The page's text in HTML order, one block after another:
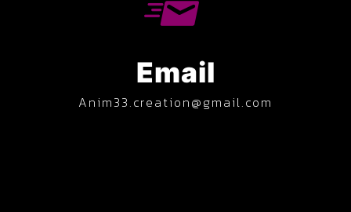
Email
anim33.creation@gmail.com